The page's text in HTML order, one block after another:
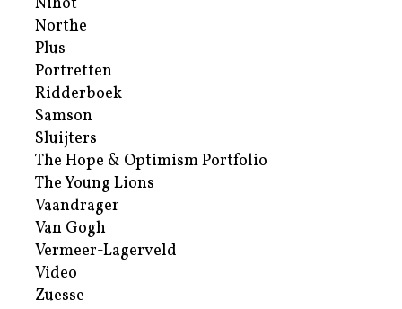
Northe
Plus
Portretten
Ridderboek
Samson
Sluijters
The Hope & Optimism Portfolio
The Young Lions
Vaandrager
Van Gogh
Vermeer-Lagerveld
Video
Zuesse